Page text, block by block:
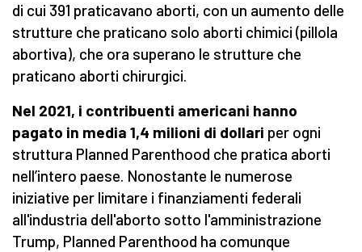
di cui 391 praticavano aborti, con un aumento delle
strutture che praticano solo aborti chimici (pillola
abortiva), che ora superano le strutture che
praticano aborti chirurgici.
Nel 2021, i contribuenti americani hanno
pagato in media 1,4 milioni di dollari per ogni
struttura Planned Parenthood che pratica aborti
nell’intero paese. Nonostante le numerose
iniziative per limitare i finanziamenti federali
all'industria dell'aborto sotto l'amministrazione
Trump, Planned Parenthood ha comunque